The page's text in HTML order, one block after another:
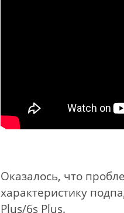
Оказалось, что
характеристику
Plus/6s Plus.